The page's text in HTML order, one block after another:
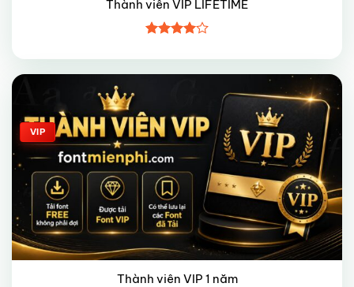
Thành viên VIP LIFETIME
xếp hạng
45 sao
Giảm giá!
VIP
Thành viên VIP 1 năm